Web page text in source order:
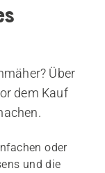
Über
dem Kauf
oder
und die